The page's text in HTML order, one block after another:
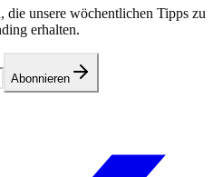
die unsere wöchentlichen Tipps zu
erhalten.
Abonnieren